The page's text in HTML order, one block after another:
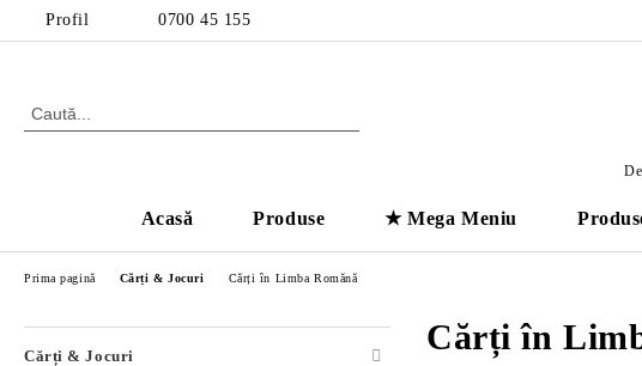
Profil 0700 45 155
Acasă Produse ★ Mega Meniu
Cărți & Jocuri
Prima pagină Cărți & Jocuri Cărți în Limba Romănă
Cărți în